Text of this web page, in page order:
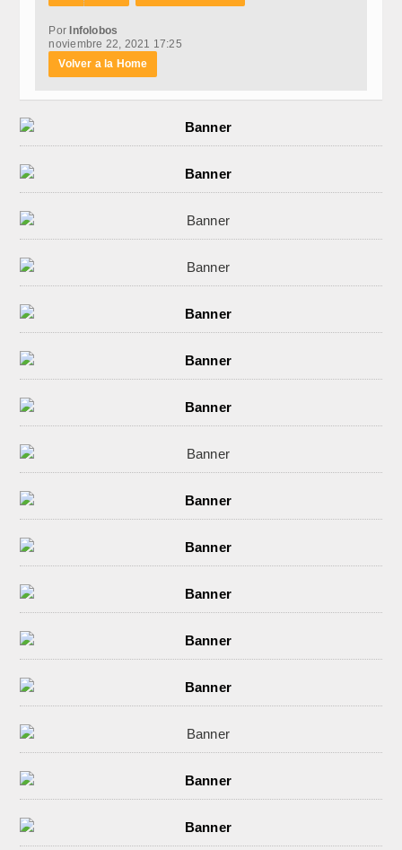
Por Infolobos
noviembre 22, 2021 17:25
Volver a la Home